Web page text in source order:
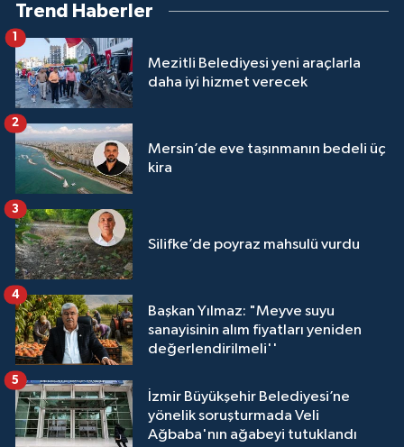
Trend Haberler
Mezitli Belediyesi yeni araçlarla
daha iyi hizmet verecek
Mersin’de eve taşınmanın bedeli üç
kira
2
Silifke’de poyraz mahsulü vurdu
3
Başkan Yılmaz: "Meyve suyu
sanayisinin alım fiyatları yeniden
değerlendirilmeli''
4
İzmir Büyükşehir Belediyesi’ne
yönelik soruşturmada Veli
Ağbaba'nın ağabeyi tutuklandı
5